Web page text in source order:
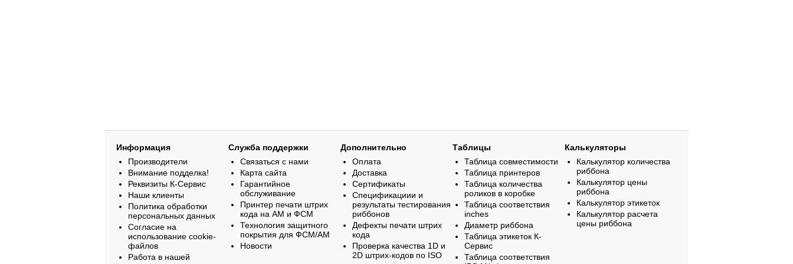
Информация
Производители
Внимание подделка!
Реквизиты К-Сервис
Наши клиенты
Политика обработки
персональных данных
Согласие на
использование cookie-
файлов
Работа в нашей
Служба поддержки
Связаться с нами
Карта сайта
Гарантийное
обслуживание
Принтер печати штрих
кода на АМ и ФСМ
Технология защитного
покрытия для ФСМ/АМ
Новости
Дополнительно
Оплата
Доставка
Сертификаты
Спецификациии и
результаты тестирования
риббонов
Дефекты печати штрих
кода
Проверка качества 1D и
2D штрих-кодов по ISO
Таблицы
Таблица совместимости
Таблица принтеров
Таблица количества
роликов в коробке
Таблица соответствия
inches
Диаметр риббона
Таблица этикеток К-
Сервис
Таблица соответствия
Калькуляторы
Калькулятор количества
риббона
Калькулятор цены
риббона
Калькулятор этикеток
Калькулятор расчета
цены риббона